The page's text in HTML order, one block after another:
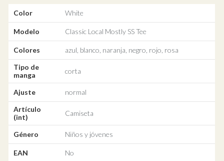
Color White
Modelo Classic Local Mostly SS Tee
Colores
azul, blanco, naranja, negro, rojo, rosa
Tipo de
manga
corta
Ajuste
normal
Artículo
(int)
Camiseta
Género Niños y jóvenes
EAN No